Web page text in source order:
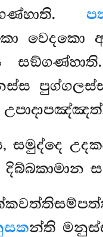
වෙදකො
සමුද්දෙ
න්ති